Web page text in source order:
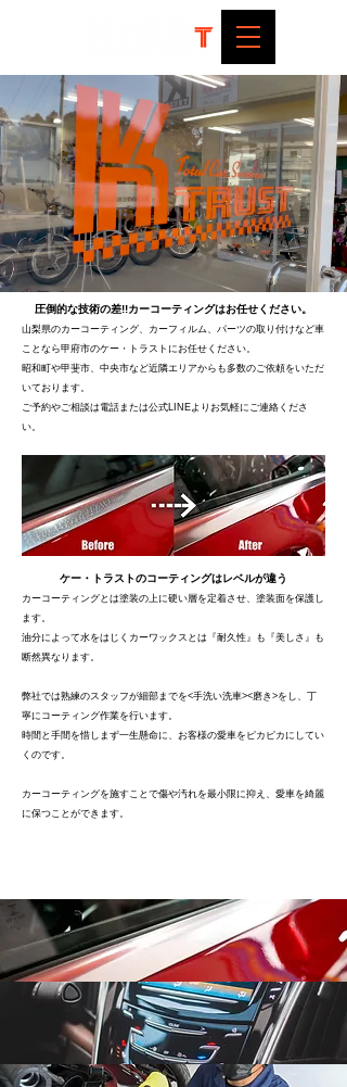
圧倒的な技術の差!!カーコーティングはお任せください。
山梨県のカーコーティング、カーフィルム、パーツの取り付けなど車
ことなら甲府市のケー・トラストにお任せください。
​昭和町や甲斐市、中央市など近隣エリアからも多数のご依頼をいただ
いております。
​ご予約やご相談は電話または公式LINEよりお気軽にご連絡くださ
い。
ケー・トラストのコーティングはレベルが違う
​カーコーティングとは塗装の上に硬い層を定着させ、塗装面を保護し
ます。
油分によって水をはじくカーワックスとは『耐久性』も『美しさ』も
断然異なります。
弊社では熟練のスタッフが細部までを<手洗い洗車><磨き>をし、丁
寧にコーティング作業を行います。
時間と手間を惜しまず一生懸命に、お客様の愛車をピカピカにしてい
くのです。
カーコーティングを施すことで傷や汚れを最小限に抑え、愛車を綺麗
に保つことができます。